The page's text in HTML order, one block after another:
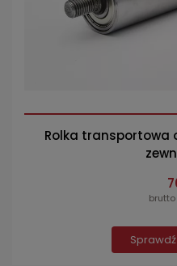
Rolka transportowa
brutto